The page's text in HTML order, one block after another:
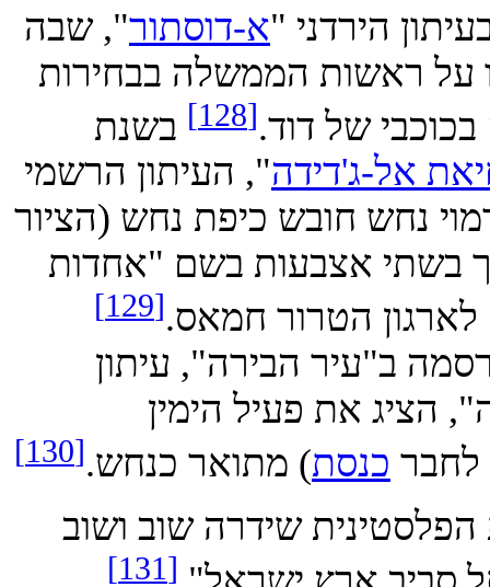
א-דוסתור", שבה
ראשות הממשלה בבחירות
של דוד.[128]
בשנת
אל-ג'דידה", העיתון הרשמי
נחש חובש כיפת נחש (הציור
אצבעות בשם "אחדות
הטרור חמאס.[129]
ב"עיר הבירה", עיתון
את פעיל הימין
כנסת) מתואר כנחש.[130]
הפלסטינית שידרה שוב ושוב
[131]